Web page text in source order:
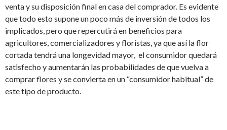
venta y su disposición final en casa del comprador. Es evidente
que todo esto supone un poco más de inversión de todos los
implicados, pero que repercutirá en beneficios para
agricultores, comercializadores y floristas, ya que así la flor
cortada tendrá una longevidad mayor, el consumidor quedará
satisfecho y aumentarán las probabilidades de que vuelva a
comprar flores y se convierta en un “consumidor habitual” de
este tipo de producto.